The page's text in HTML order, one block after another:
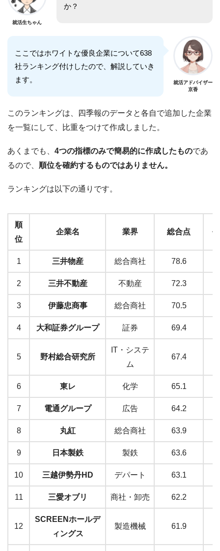
就活生ちゃん
か？
ここではホワイトな優良企業について638
社ランキング付けしたので、解説していき
ます。
就活アドバイザー
京香
このランキングは、四季報のデータと各自で追加した企業
を一覧にして、比重をつけて作成しました。
あくまでも、 4つの指標のみで簡易的に作成したものであ
るので、 順位を確約するものではありません。
ランキングは以下の通りです。
順
位
企業名 業界 総合点
1 三井物産 総合商社 78.6
2 三井不動産 不動産 72.3
3 伊藤忠商事 総合商社 70.5
4 大和証券グループ 証券 69.4
5 野村総合研究所
IT・システ
ム
67.4
6 東レ 化学 65.1
7 電通グループ 広告 64.2
8 丸紅 総合商社 63.9
9 日本製鉄 製鉄 63.6
10 三越伊勢丹HD デパート 63.1
11 三愛オブリ 商社・卸売 62.2
12
SCREENホールデ
ィングス
製造機械 61.9